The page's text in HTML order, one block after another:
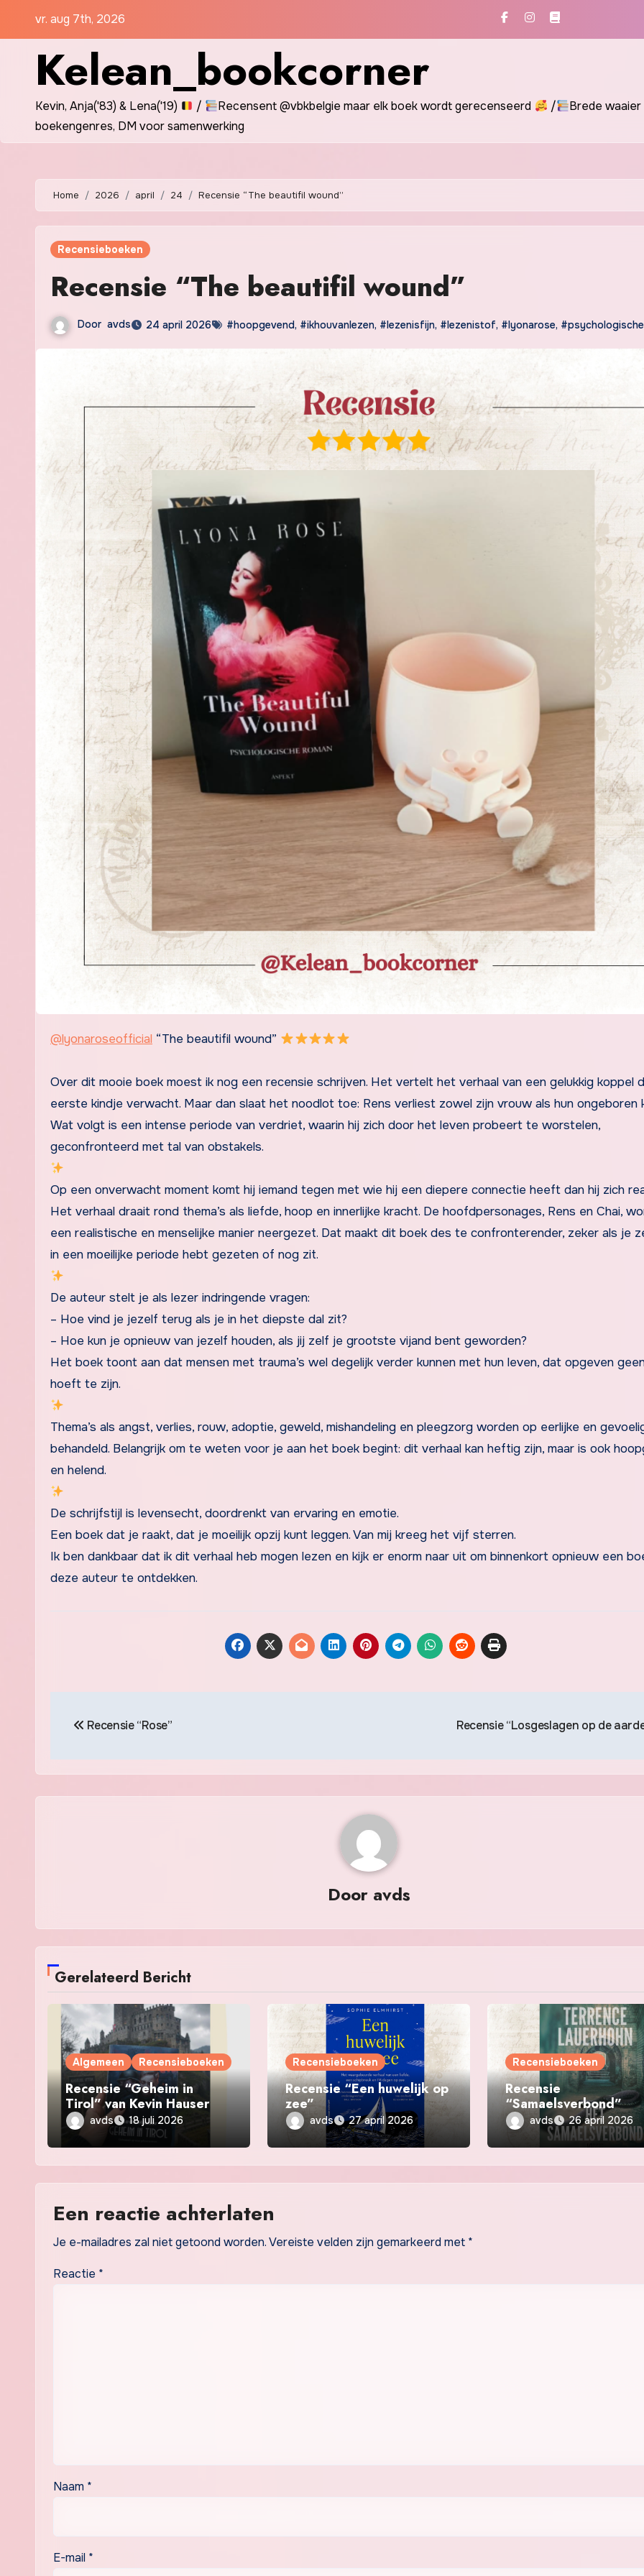
vr. aug 7th, 2026
Kelean_bookcorner
Kevin, Anja('83) & Lena('19) / Recensent @vbkbelgie maar elk boek wordt gerecenseerd /
Brede waaier
boekengenres, DM voor samenwerking
Home 2026 april 24 Recensie “The beautifil wound”
Recensieboeken
Recensie “The beautifil wound”
Door avds 24 april 2026 #hoopgevend, #ikhouvanlezen, #lezenisfijn, #lezenistof, #lyonarose,
@lyonaroseofficial “The beautifil wound”
Over dit mooie boek moest ik nog een recensie schrijven. Het vertelt het verhaal van een gelukkig koppel
eerste kindje verwacht. Maar dan slaat het noodlot toe: Rens verliest zowel zijn vrouw als hun ongeboren
Wat volgt is een intense periode van verdriet, waarin hij zich door het leven probeert te worstelen,
geconfronteerd met tal van obstakels.
Op een onverwacht moment komt hij iemand tegen met wie hij een diepere connectie heeft dan hij zich
Het verhaal draait rond thema’s als liefde, hoop en innerlijke kracht. De hoofdpersonages, Rens en Chai,
een realistische en menselijke manier neergezet. Dat maakt dit boek des te confronterender, zeker als je
in een moeilijke periode hebt gezeten of nog zit.
De auteur stelt je als lezer indringende vragen:
– Hoe vind je jezelf terug als je in het diepste dal zit?
– Hoe kun je opnieuw van jezelf houden, als jij zelf je grootste vijand bent geworden?
Het boek toont aan dat mensen met trauma’s wel degelijk verder kunnen met hun leven, dat opgeven
hoeft te zijn.
Thema’s als angst, verlies, rouw, adoptie, geweld, mishandeling en pleegzorg worden op eerlijke en
behandeld. Belangrijk om te weten voor je aan het boek begint: dit verhaal kan heftig zijn, maar is ook
en helend.
De schrijfstijl is levensecht, doordrenkt van ervaring en emotie.
Een boek dat je raakt, dat je moeilijk opzij kunt leggen. Van mij kreeg het vijf sterren.
Ik ben dankbaar dat ik dit verhaal heb mogen lezen en kijk er enorm naar uit om binnenkort opnieuw een
deze auteur te ontdekken.
Recensie “Rose” Recensie “Losgeslagen op de
Door avds
Gerelateerd Bericht
Algemeen Recensieboeken
Recensie “Geheim in
Tirol” van Kevin Hauser
avds 18 juli 2026
Recensieboeken
Recensie “Een huwelijk op
zee”
avds 27 april 2026
Recensieboeken
Recensie
“Samaelsverbond”
avds 26 april 2026
Een reactie achterlaten
Je e-mailadres zal niet getoond worden.Vereiste velden zijn gemarkeerd met *
Reactie *
Naam *
E-mail *